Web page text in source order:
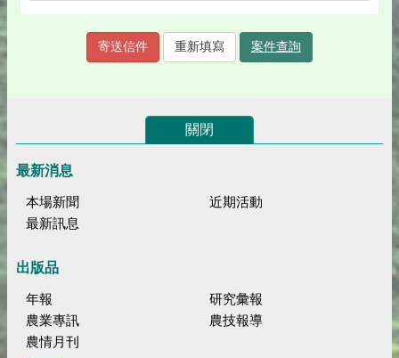
案件查詢
關閉
最新消息
本場新聞
近期活動
最新訊息
出版品
年報
研究彙報
農業專訊
農技報導
農情月刊